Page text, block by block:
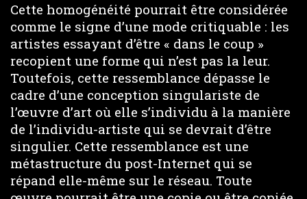
Cette homogénéité pourrait être considérée
comme le signe d’une mode critiquable : les
artistes essayant d’être « dans le coup »
recopient une forme qui n’est pas la leur.
Toutefois, cette ressemblance dépasse le
cadre d’une conception singulariste de
l’œuvre d’art où elle s’individu à la manière
de l’individu-artiste qui se devrait d’être
singulier. Cette ressemblance est une
métastructure du post-Internet qui se
répand elle-même sur le réseau. Toute